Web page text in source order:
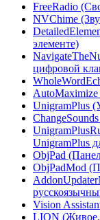
FreeRadio
NVChime
элементе)
цифровой
AutoMaximize
UnigramPlus
UnigramPlus
ObjPad
ObjPadMod
Vision
LION (Живое,